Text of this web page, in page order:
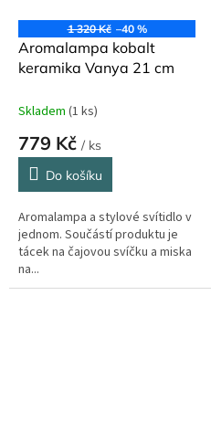
1 320 Kč –40 %
Aromalampa kobalt
keramika Vanya 21 cm
Skladem (1 ks)
779 Kč / ks
Do košíku
Aromalampa a stylové svítidlo v
jednom. Součástí produktu je
tácek na čajovou svíčku a miska
na...